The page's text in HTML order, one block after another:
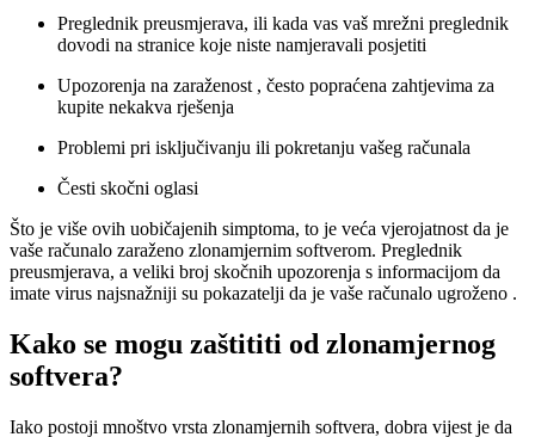
Preglednik preusmjerava, ili kada vas vaš mrežni preglednik
dovodi na stranice koje niste namjeravali posjetiti
Upozorenja na zaraženost , često popraćena zahtjevima za
kupite nekakva rješenja
Problemi pri isključivanju ili pokretanju vašeg računala
Česti skočni oglasi
Što je više ovih uobičajenih simptoma, to je veća vjerojatnost da je
vaše računalo zaraženo zlonamjernim softverom. Preglednik
preusmjerava, a veliki broj skočnih upozorenja s informacijom da
imate virus najsnažniji su pokazatelji da je vaše računalo ugroženo .
Kako se mogu zaštititi od zlonamjernog
softvera?
Iako postoji mnoštvo vrsta zlonamjernih softvera, dobra vijest je da